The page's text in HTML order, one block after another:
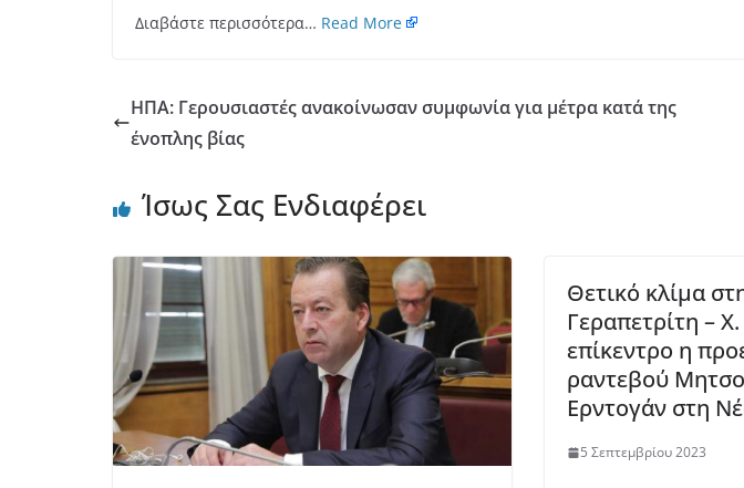
Διαβάστε περισσότερα… Read More
ΗΠΑ: Γερουσιαστές ανακοίνωσαν συμφωνία για μέτρα κατά της
ένοπλης βίας
Ίσως Σας Ενδιαφέρει
Θετικό κλίμα
Γεραπετρίτη –
επίκεντρο η
ραντεβού
Ερντογάν στη
5 Σεπτεμβρίου 2023